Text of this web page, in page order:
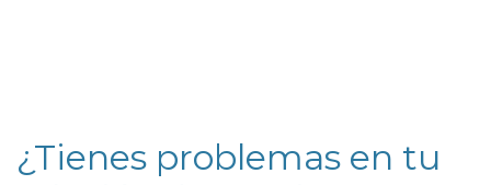
¿Tienes problemas en tu